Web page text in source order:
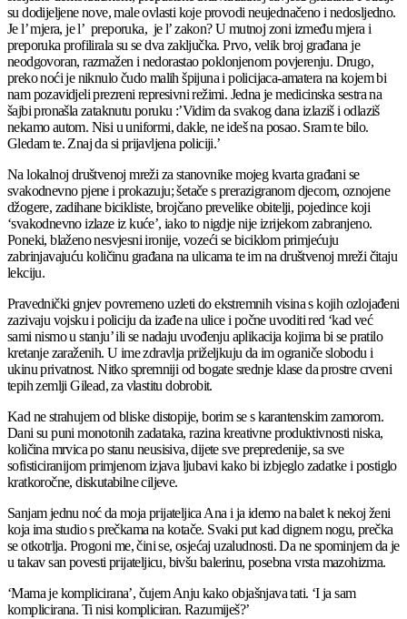
su dodijeljene nove, male ovlasti koje provodi neujednačeno i nedosljedno.
Je l’ mjera, je l’ preporuka, je l’ zakon? U mutnoj zoni između mjera i
preporuka profilirala su se dva zaključka. Prvo, velik broj građana je
neodgovoran, razmažen i nedorastao poklonjenom povjerenju. Drugo,
preko noći je niknulo čudo malih špijuna i policijaca-amatera na kojem bi
nam pozavidjeli prezreni represivni režimi. Jedna je medicinska sestra na
šajbi pronašla zataknutu poruku :’Vidim da svakog dana izlaziš i odlaziš
nekamo autom. Nisi u uniformi, dakle, ne ideš na posao. Sram te bilo.
Gledam te. Znaj da si prijavljena policiji.’
Na lokalnoj društvenoj mreži za stanovnike mojeg kvarta građani se
svakodnevno pjene i prokazuju; šetače s prerazigranom djecom, oznojene
džogere, zadihane bicikliste, brojčano prevelike obitelji, pojedince koji
‘svakodnevno izlaze iz kuće’, iako to nigdje nije izrijekom zabranjeno.
Poneki, blaženo nesvjesni ironije, vozeći se biciklom primjećuju
zabrinjavajuću količinu građana na ulicama te im na društvenoj mreži čitaju
lekciju.
Pravednički gnjev povremeno uzleti do ekstremnih visina s kojih ozlojađeni
zazivaju vojsku i policiju da izađe na ulice i počne uvoditi red ‘kad već
sami nismo u stanju’ ili se nadaju uvođenju aplikacija kojima bi se pratilo
kretanje zaraženih. U ime zdravlja priželjkuju da im ograniče slobodu i
ukinu privatnost. Nitko spremniji od bogate srednje klase da prostre crveni
tepih zemlji Gilead, za vlastitu dobrobit.
Kad ne strahujem od bliske distopije, borim se s karantenskim zamorom.
Dani su puni monotonih zadataka, razina kreativne produktivnosti niska,
količina mrvica po stanu neusisiva, dijete sve prepredenije, sa sve
sofisticiranijom primjenom izjava ljubavi kako bi izbjeglo zadatke i postiglo
kratkoročne, diskutabilne ciljeve.
Sanjam jednu noć da moja prijateljica Ana i ja idemo na balet k nekoj ženi
koja ima studio s prečkama na kotače. Svaki put kad dignem nogu, prečka
se otkotrlja. Progoni me, čini se, osjećaj uzaludnosti. Da ne spominjem da je
u takav san povesti prijateljicu, bivšu balerinu, posebna vrsta mazohizma.
‘Mama je komplicirana’, čujem Anju kako objašnjava tati. ‘I ja sam
komplicirana. Ti nisi kompliciran. Razumiješ?’